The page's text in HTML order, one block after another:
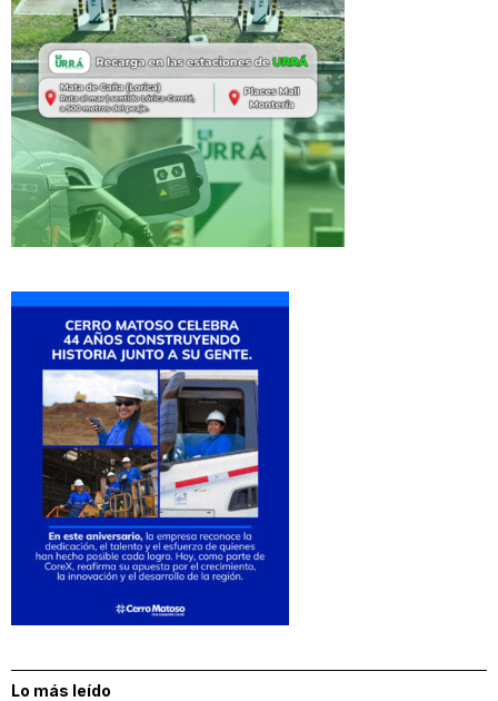
Lo más leído